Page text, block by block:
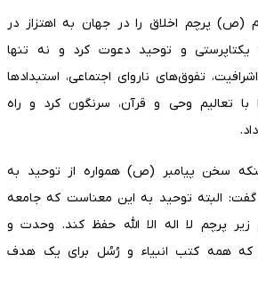
(ص) پرچم اخلاق را در جهان به اهتزاز در
یکتاپرستی و توحید دعوت کرد و نه تنها
تفوق‌های ناروای اجتماعی، استبداد‌ها
با تعالیم وحی و قرآن، سرنگون کرد و راه
سخن پیامبر (ص) همواره از توحید به
البته توحید به این معناست که جامعه
پرچم لا اله الا الله حفظ کند. وحدت و
که همه کتب انبیاء و رُسُل برای یک هدف